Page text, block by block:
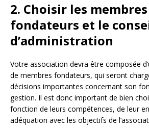
2. Choisir les membres
fondateurs et le
d’administration
Votre association devra être composée
de membres fondateurs, qui seront
décisions importantes concernant son
gestion. Il est donc important de bien
fonction de leurs compétences, de leur
adéquation avec les objectifs de